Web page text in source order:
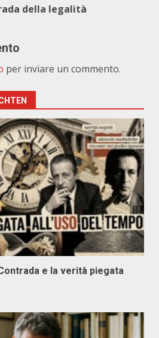
della legalità
per inviare un commento.
e la verità piegata